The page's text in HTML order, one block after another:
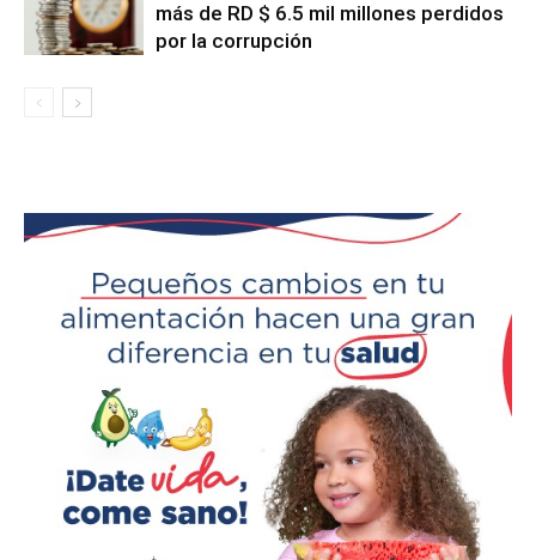
más de RD $ 6.5 mil millones perdidos
por la corrupción